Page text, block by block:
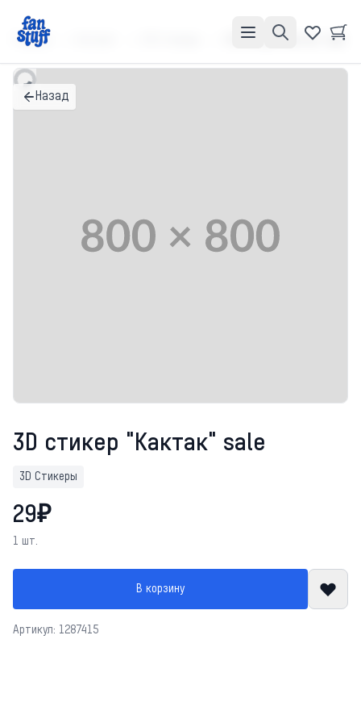
Главная 3D стикер "Кактак" sale
Назад
3D стикер "Кактак" sale
3D Стикеры
29₽
1 шт.
В корзину
Артикул: 1287415